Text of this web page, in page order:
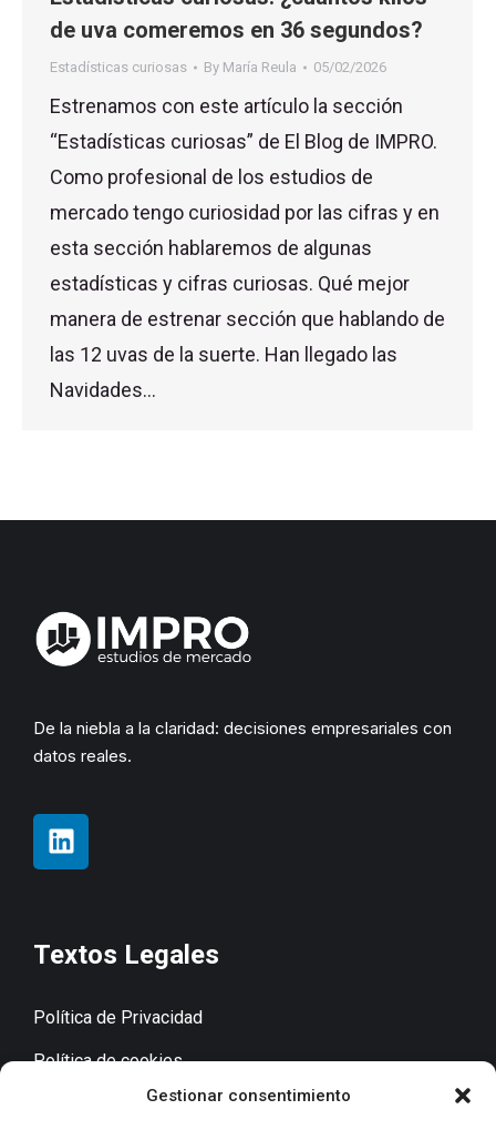
Gestionar consentimiento
de uva comeremos en 36 segundos?
Estadísticas curiosas By María Reula 05/02/2026
Estrenamos con este artículo la sección
“Estadísticas curiosas” de El Blog de IMPRO.
Como profesional de los estudios de
mercado tengo curiosidad por las cifras y en
esta sección hablaremos de algunas
estadísticas y cifras curiosas. Qué mejor
manera de estrenar sección que hablando de
las 12 uvas de la suerte. Han llegado las
Navidades…
De la niebla a la claridad: decisiones empresariales con
datos reales.
Textos Legales
Política de Privacidad
Política de cookies